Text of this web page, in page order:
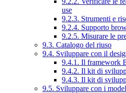
use
9.2.3. Strumenti e
9.2.4. Supporto
9.2.5. Misurare le
9.3. Catalogo del riuso
9.4. Sviluppare con il
9.4.1. Il framework
9.4.2. Il kit di
9.4.3. Il kit di
9.5. Sviluppare con i